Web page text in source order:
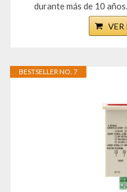
durante más de 10 años.
VER
BESTSELLER NO. 7